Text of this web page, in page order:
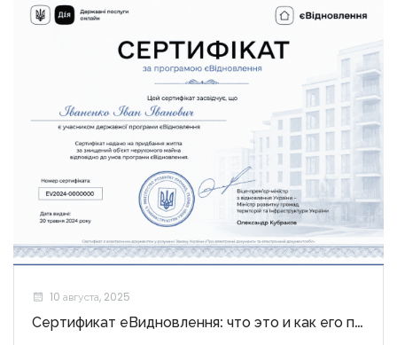
10 августа, 2025
Сертификат еВидновлення: что это и как его получить в Украине